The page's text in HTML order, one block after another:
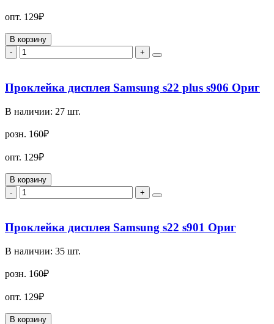
опт. 129₽
В корзину
-
+
Проклейка дисплея Samsung s22 plus s906 Ориг
В наличии: 27 шт.
розн. 160₽
опт. 129₽
В корзину
-
+
Проклейка дисплея Samsung s22 s901 Ориг
В наличии: 35 шт.
розн. 160₽
опт. 129₽
В корзину